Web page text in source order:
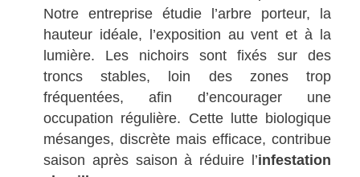
Notre entreprise étudie l’arbre porteur, la
hauteur idéale, l’exposition au vent et à la
lumière. Les nichoirs sont fixés sur des
troncs stables, loin des zones trop
fréquentées, afin d’encourager une
occupation régulière. Cette lutte biologique
mésanges, discrète mais efficace, contribue
saison après saison à réduire l’infestation